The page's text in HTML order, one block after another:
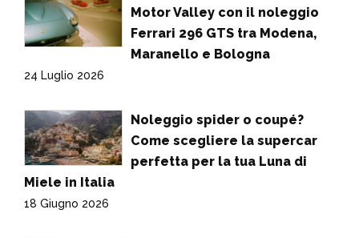
Motor Valley con il noleggio
Ferrari 296 GTS tra Modena,
Maranello e Bologna
24 Luglio 2026
Noleggio spider o coupé?
Come scegliere la supercar
perfetta per la tua Luna di
Miele in Italia
18 Giugno 2026